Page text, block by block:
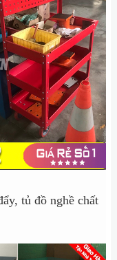
tủ đồ nghề chất